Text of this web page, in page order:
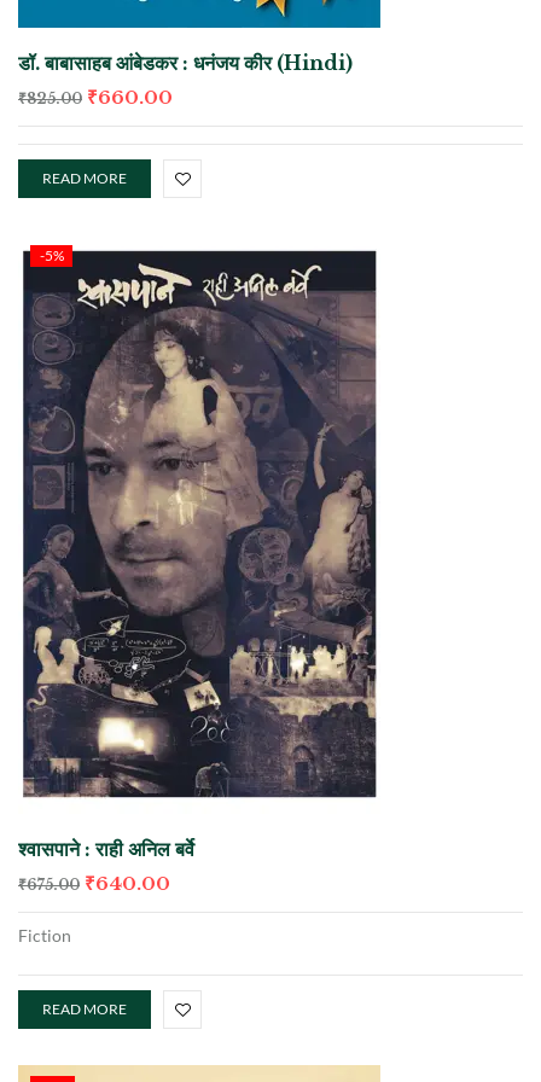
डॉ. बाबासाहब आंबेडकर : धनंजय कीर (Hindi)
₹825.00 ₹660.00
READ MORE
-5%
श्वासपाने : राही अनिल बर्वे
₹675.00 ₹640.00
Fiction
READ MORE